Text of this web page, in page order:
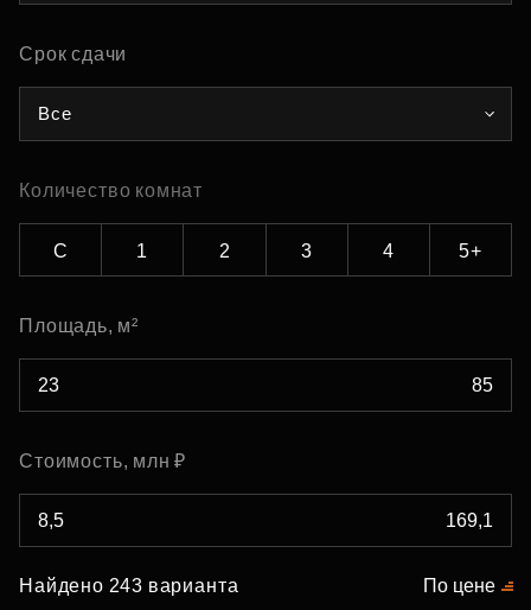
Срок сдачи
Все
Количество комнат
С 1 2 3 4 5+
Площадь, м²
Стоимость, млн ₽
Найдено 243 варианта По цене